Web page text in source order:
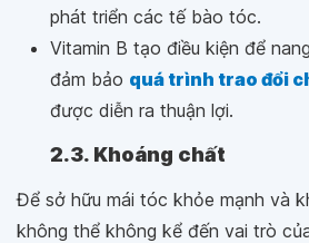
phát triển các tế bào tóc.
Vitamin B tạo điều kiện để
đảm bảo quá trình trao đổi
được diễn ra thuận lợi.
2.3. Khoáng chất
Để sở hữu mái tóc khỏe mạnh và
không thể không kể đến vai trò